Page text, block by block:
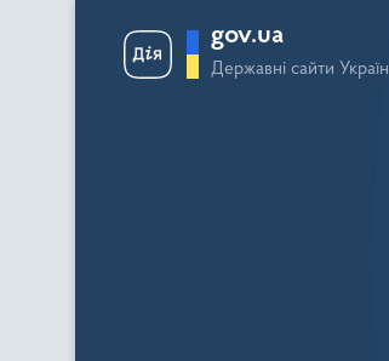
gov.ua
Державні сайти